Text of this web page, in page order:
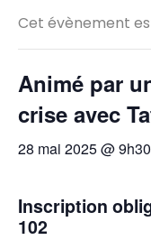
Cet évènement
Animé par
crise avec
28 mai 2025 @ 9h30
Inscription
102